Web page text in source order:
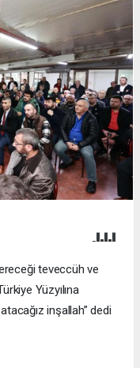
teveccüh ve
Yüzyılına
inşallah” dedi